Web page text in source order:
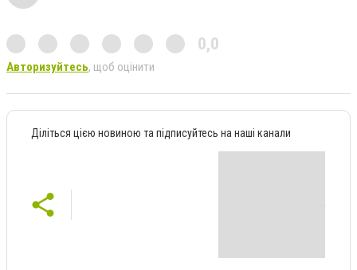
0,0
Авторизуйтесь, щоб оцінити
Діліться цією новиною та підписуйтесь на наші канали